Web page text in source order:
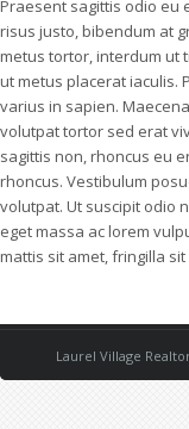
Praesent sagittis odio eu
risus justo, bibendum at
metus tortor, interdum ut
ut metus placerat iaculis.
varius in sapien.
volutpat tortor sed erat
sagittis non, rhoncus eu
rhoncus. Vestibulum
volutpat. Ut suscipit odio
eget massa ac lorem
mattis sit amet, fringilla
Laurel Village